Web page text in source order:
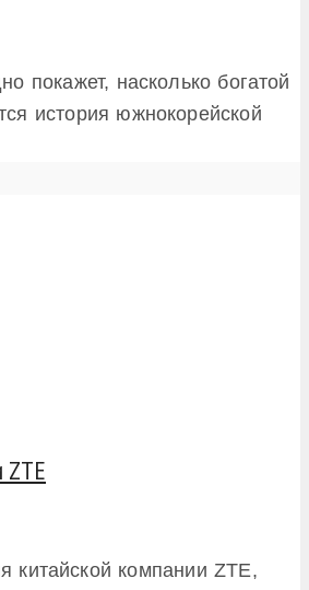
покажет, насколько богатой
история южнокорейской
ZTE
китайской компании ZTE,